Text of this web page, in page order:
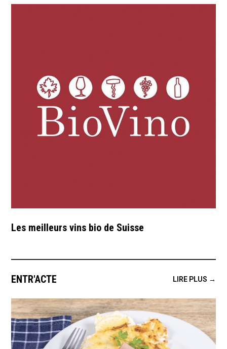
Les meilleurs vins bio de Suisse
ENTR'ACTE LIRE PLUS →